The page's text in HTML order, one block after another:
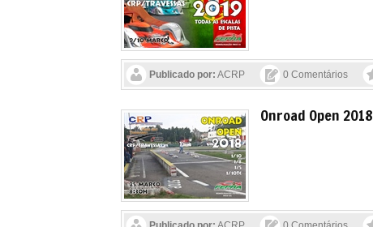
Publicado por: ACRP 0 Comentários
Onroad Open 2018